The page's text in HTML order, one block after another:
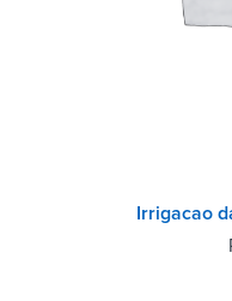
Irrigacao